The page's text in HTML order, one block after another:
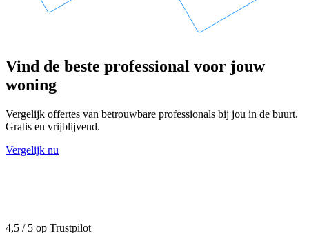
Vind de beste professional voor jouw
woning
Vergelijk offertes van betrouwbare professionals bij jou in de buurt.
Gratis en vrijblijvend.
Vergelijk nu
4,5 / 5 op Trustpilot